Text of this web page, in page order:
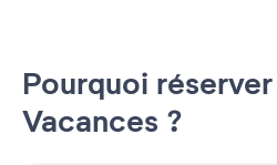
Pourquoi
Vacances ?